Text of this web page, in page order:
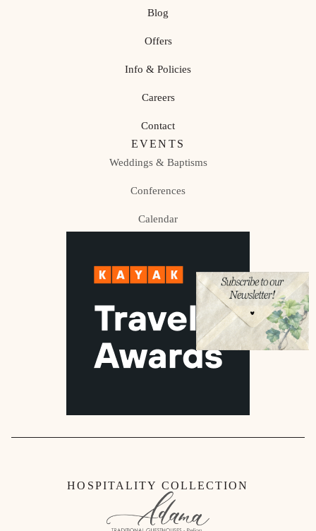
Blog
Offers
Info & Policies
Careers
Contact
EVENTS
Weddings & Baptisms
Conferences
Calendar
HOSPITALITY COLLECTION